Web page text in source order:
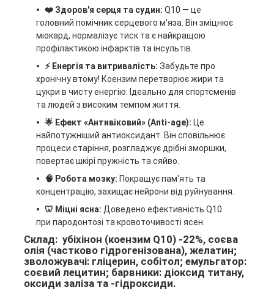
❤️ Здоров'я серця та судин: Q10 — це
головний помічник серцевого м'яза. Він зміцнює
міокард, нормалізує тиск та є найкращою
профілактикою інфарктів та інсультів.
⚡️ Енергія та витривалість: Забудьте про
хронічну втому! Коензим перетворює жири та
цукри в чисту енергію. Ідеально для спортсменів
та людей з високим темпом життя.
🌟 Ефект «Антивіковий» (Anti-age): Це
найпотужніший антиоксидант. Він сповільнює
процеси старіння, розгладжує дрібні зморшки,
повертає шкірі пружність та сяйво.
🧠 Робота мозку: Покращує пам'ять та
концентрацію, захищає нейрони від руйнування.
🦷 Міцні ясна: Доведено ефективність Q10
при пародонтозі та кровоточивості ясен.
Склад: убіхінон (коензим Q10) -22%, соєва
олія (частково гідрогенізована), желатин;
зволожувачі: гліцерин, собітол; емульгатор:
соєвий лецитин; барвники: діоксид титану,
оксиди заліза та -гідроксиди.